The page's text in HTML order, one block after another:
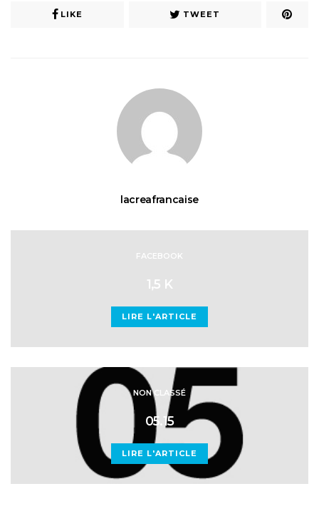
LIKE TWEET
lacreafrancaise
FACEBOOK
1,5 K
LIRE L'ARTICLE
NON CLASSÉ
05.15
LIRE L'ARTICLE